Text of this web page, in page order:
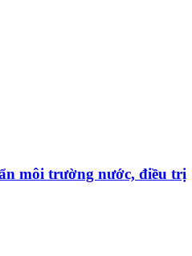
môi trường nước, điều trị